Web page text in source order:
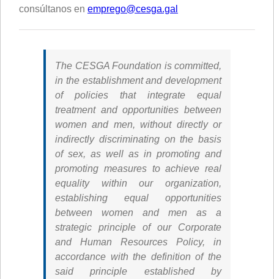
consúltanos en emprego@cesga.gal
The CESGA Foundation is committed,
in the establishment and development
of policies that integrate equal
treatment and opportunities between
women and men, without directly or
indirectly discriminating on the basis
of sex, as well as in promoting and
promoting measures to achieve real
equality within our organization,
establishing equal opportunities
between women and men as a
strategic principle of our Corporate
and Human Resources Policy, in
accordance with the definition of the
said principle established by